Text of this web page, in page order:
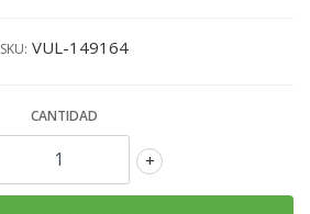
SKU: VUL-149164
CANTIDAD
+